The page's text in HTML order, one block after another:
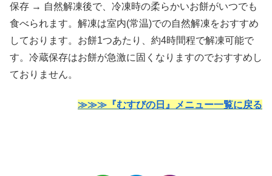
保存 → 自然解凍後で、冷凍時の柔らかいお餅がいつでも
食べられます。解凍は室内(常温)での自然解凍をおすすめ
しております。お餅1つあたり、約4時間程で解凍可能で
す。冷蔵保存はお餅が急激に固くなりますのでおすすめし
ておりません。
≫≫≫『むすびの日』メニュー一覧に戻る